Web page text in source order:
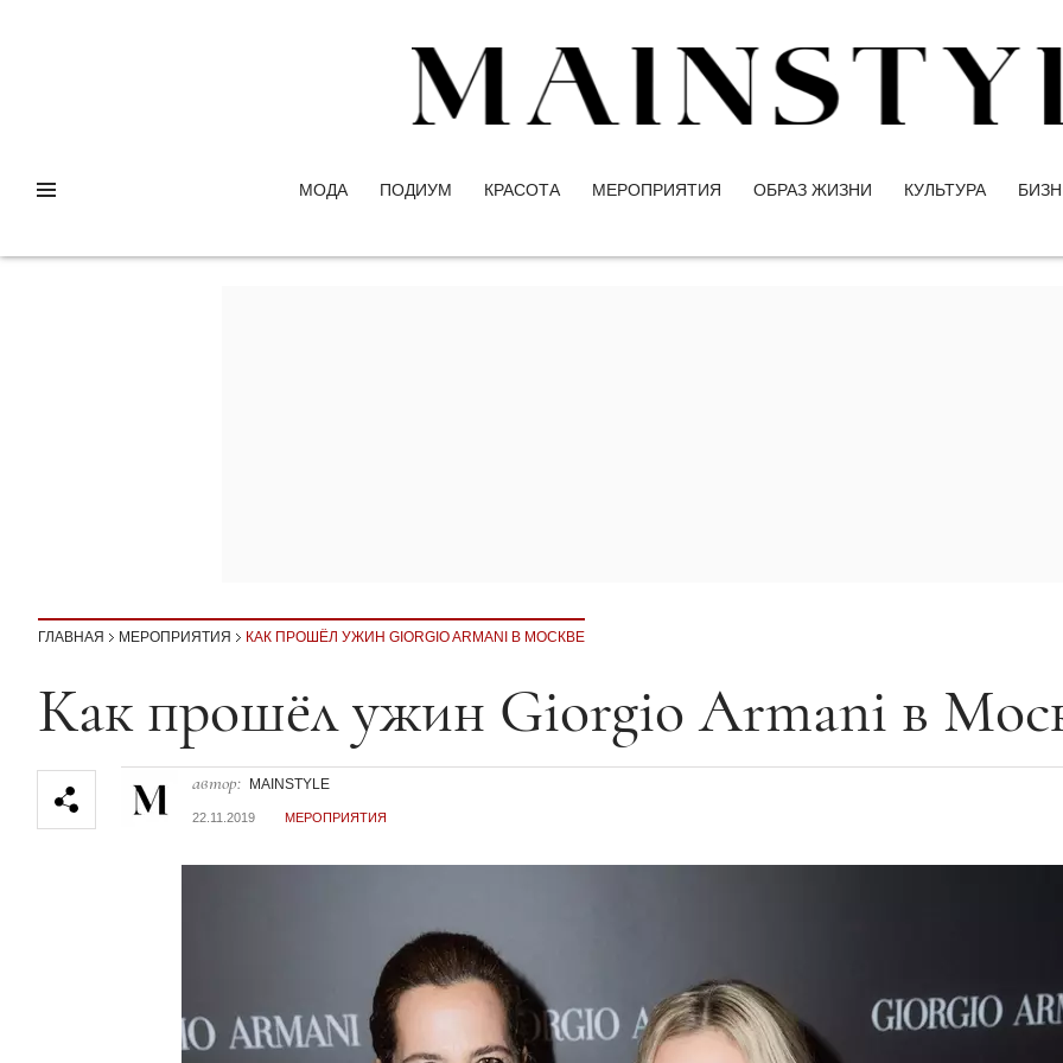
МОДА ПОДИУМ КРАСОТА МЕРОПРИЯТИЯ ОБРАЗ ЖИЗНИ КУЛЬТУРА
ГЛАВНАЯ МЕРОПРИЯТИЯ КАК ПРОШЁЛ УЖИН GIORGIO ARMANI В МОСКВЕ
Секция статей
Как прошёл ужин Giorgio Armani в
автор: MAINSTYLE
22.11.2019 МЕРОПРИЯТИЯ